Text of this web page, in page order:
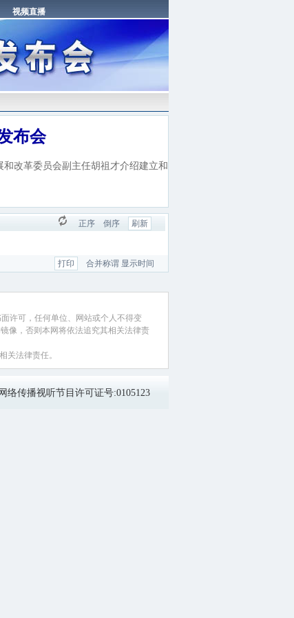
布会
改革委员会副主任胡祖才介绍建立和
正序 倒序 刷新
打印 合并称谓 显示时间